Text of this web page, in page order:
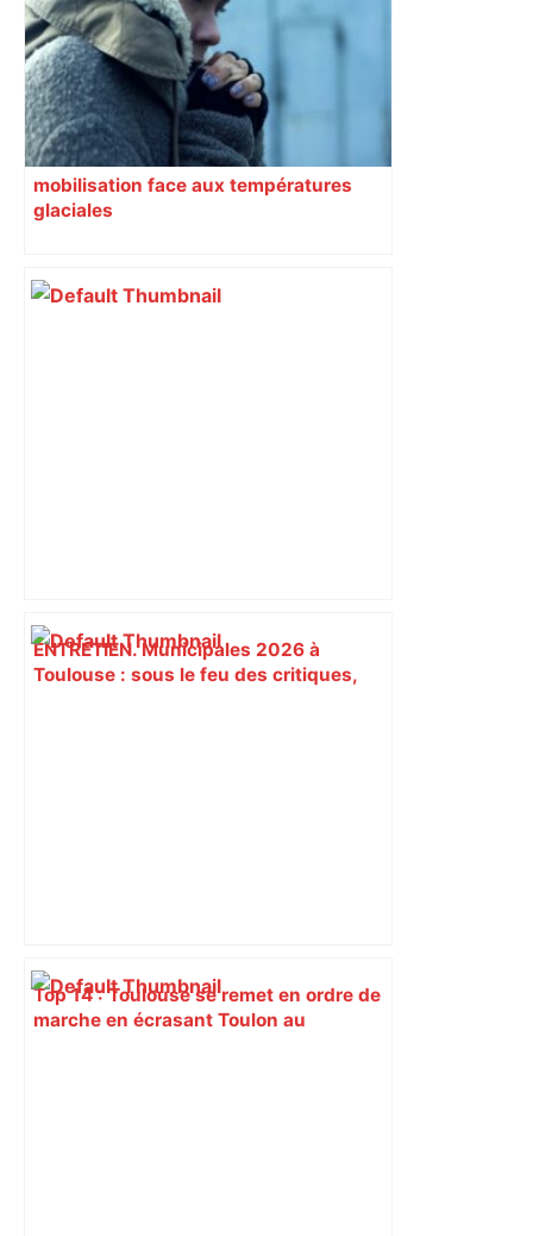
mobilisation face aux températures
glaciales
ENTRETIEN. Municipales 2026 à
Toulouse : sous le feu des critiques,
Top 14 : Toulouse se remet en ordre de
marche en écrasant Toulon au